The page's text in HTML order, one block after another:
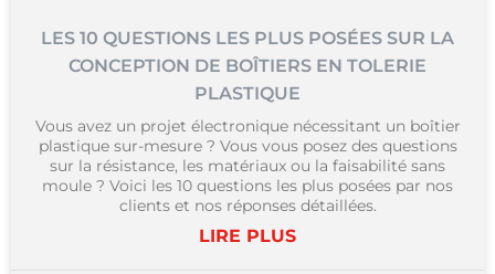
LES 10 QUESTIONS LES PLUS POSÉES SUR LA
CONCEPTION DE BOÎTIERS EN TOLERIE
PLASTIQUE
Vous avez un projet électronique nécessitant un boîtier
plastique sur-mesure ? Vous vous posez des questions
sur la résistance, les matériaux ou la faisabilité sans
moule ? Voici les 10 questions les plus posées par nos
clients et nos réponses détaillées.
LIRE PLUS